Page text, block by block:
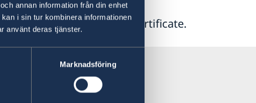
annan information från din enhet
i sin tur kombinera informationen
använt deras tjänster.
Marknadsföring
to issue such a certificate.